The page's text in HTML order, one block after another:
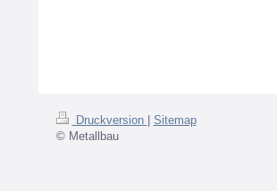
Druckversion
Sitemap
© Metallbau